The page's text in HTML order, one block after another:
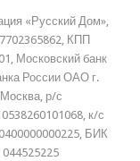
«Русский Дом»,
КПП
Московский банк
России ОАО г.
Москва, р/с
к/с
БИК
044525225